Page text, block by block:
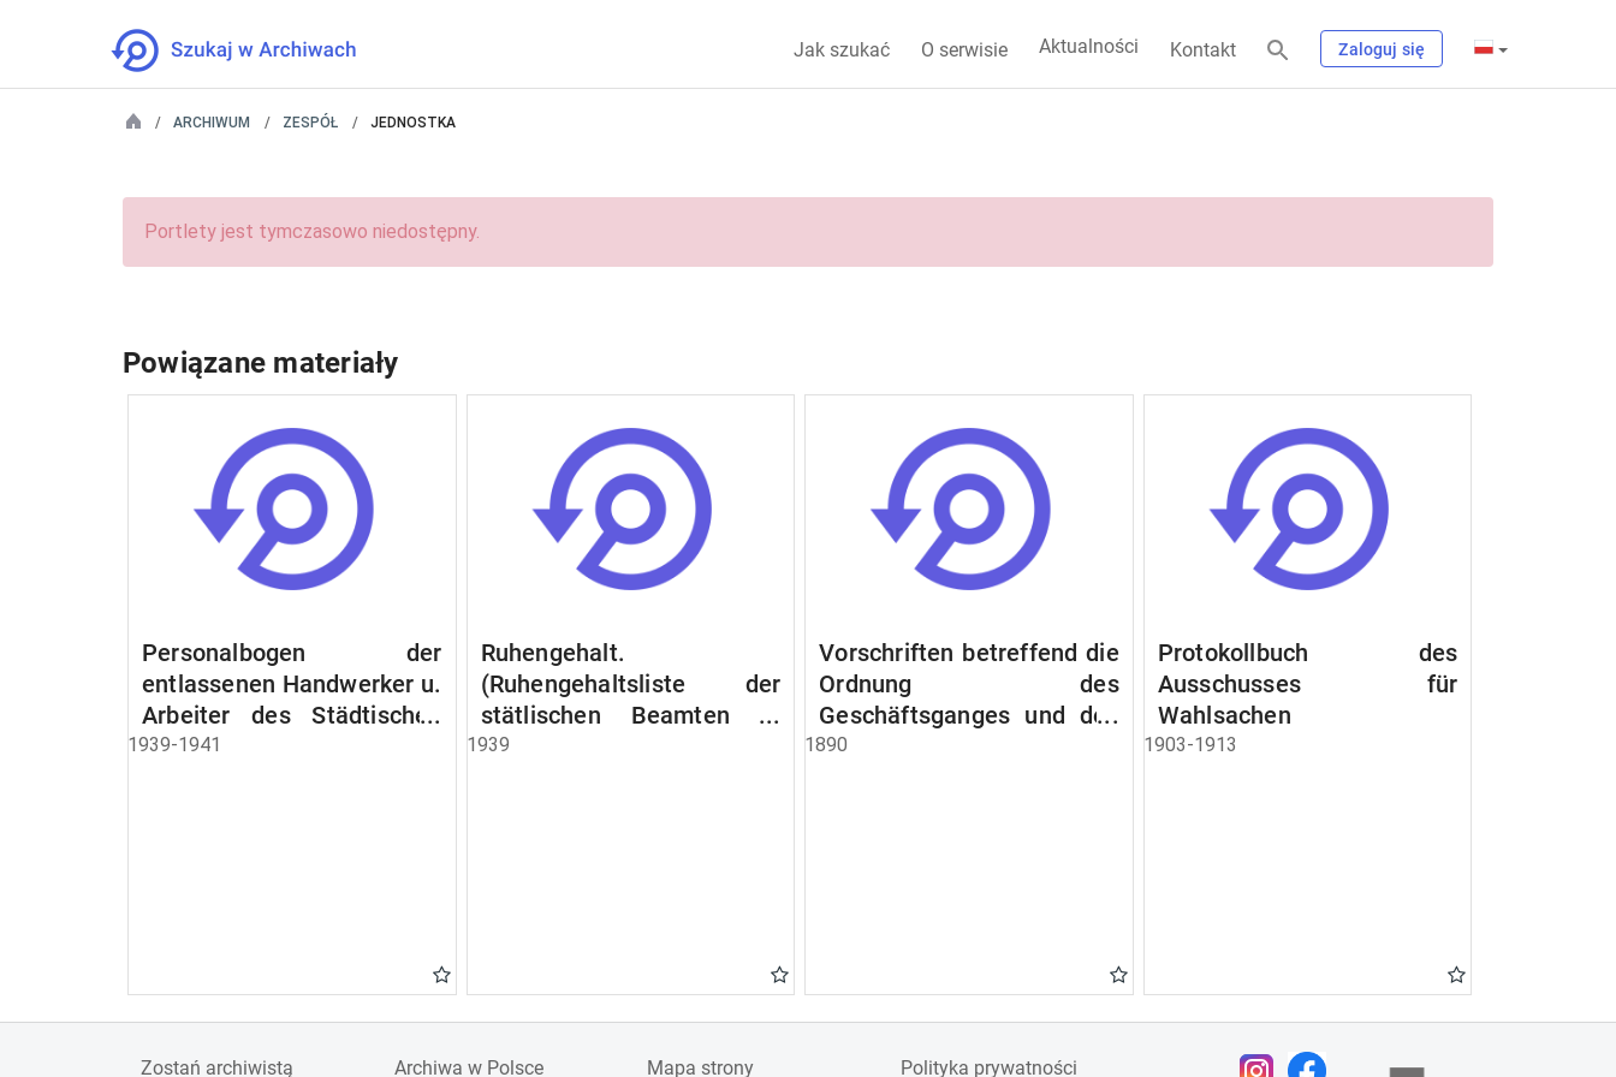
Jak szukać O serwisie Aktualności Kontakt Zaloguj się
ARCHIWUM ZESPÓŁ JEDNOSTKA
Portlety jest tymczasowo niedostępny.
Powiązane materiały
Personalbogen der
entlassenen Handwerker u.
Arbeiter des Städtischen
Schlacht - u. Viehhof.
1939-1941
Ruhengehalt.
(Ruhengehaltsliste der
stätlischen Beamten u.
Witwen. Ruhegehaltsliste
1939
Vorschriften betreffend die
Ordnung des
Geschäftsganges und des
Verfahrens bei dem
1890
Protokollbuch des
Ausschusses für
Wahlsachen
1903-1913
Zostań archiwistą Archiwa w Polsce Mapa strony Polityka prywatności